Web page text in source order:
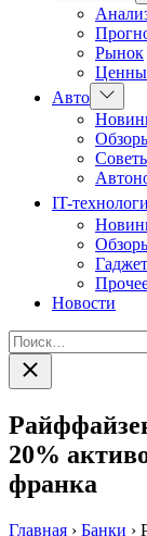
Рынок
Авто
IT-
Новости
Найти:
Закрыть
поиск
20%
франка
Главная › Банки ›